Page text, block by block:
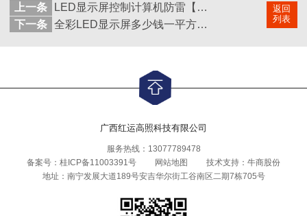
返回
列表
上一条
LED显示屏控制计算机防雷【红运高照】
下一条
全彩LED显示屏多少钱一平方？LED显示屏多少钱？
广西红运高照科技有限公司
服务热线：13077789478
备案号： 桂ICP备11003391号 网站地图 技术支持：牛商股份
地址：南宁发展大道189号安吉华尔街工谷南区二期7栋705号